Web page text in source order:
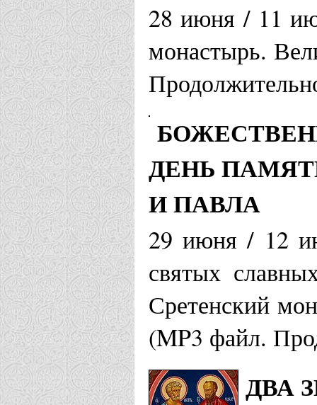
28 июня / 11
монастырь.
ДЕНЬ
И ПАВЛА
29 июня / 12
святых
Сретенский
(MP3 файл.
ДВА